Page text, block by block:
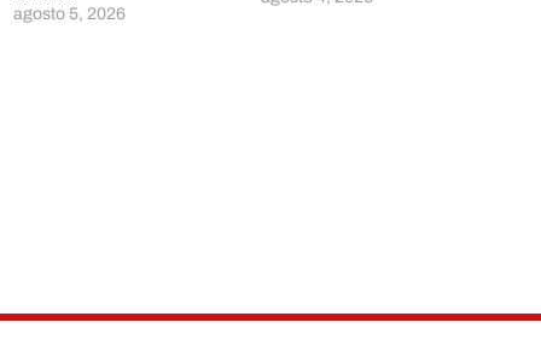
agosto 5, 2026